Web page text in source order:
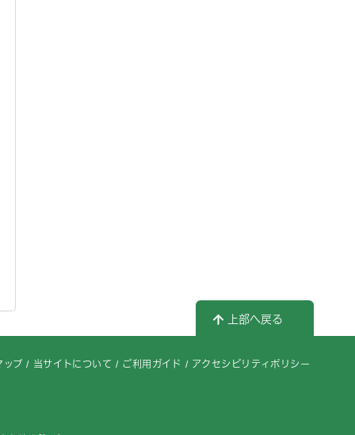
上部へ戻る
ップ 当サイトについて ご利用ガイド アクセシビリティポリシー